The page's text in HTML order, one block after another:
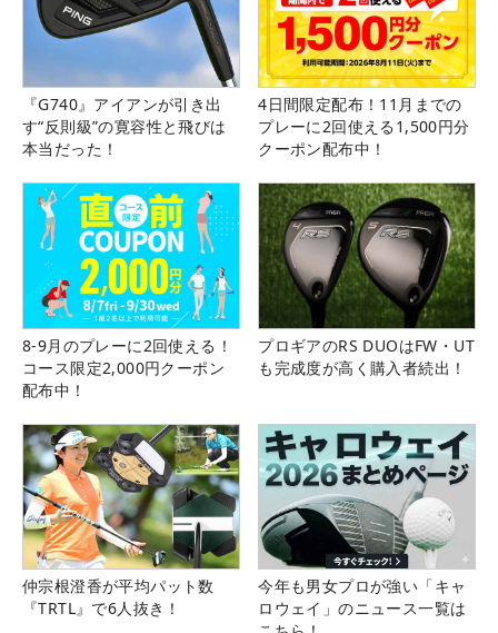
『G740』アイアンが引き出
す“反則級”の寛容性と飛びは
本当だった！
4日間限定配布！11月までの
プレーに2回使える1,500円分
クーポン配布中！
8-9月のプレーに2回使える！
コース限定2,000円クーポン
配布中！
プロギアのRS DUOはFW・UT
も完成度が高く購入者続出！
仲宗根澄香が平均パット数
『TRTL』で6人抜き！
今年も男女プロが強い「キャ
ロウェイ」のニュース一覧は